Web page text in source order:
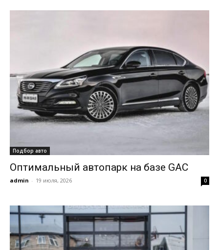
Подбор авто
Оптимальный автопарк на базе GAC
admin - 19 июля, 2026 0